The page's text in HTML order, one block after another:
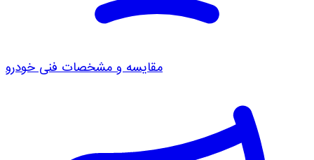
مقایسه و مشخصات فنی خودرو